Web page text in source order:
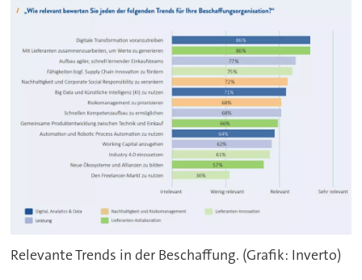
Relevante Trends in der Beschaffung. (Grafik: Inverto)